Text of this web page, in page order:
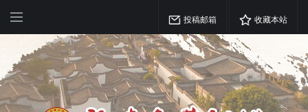
投稿邮箱 收藏本站